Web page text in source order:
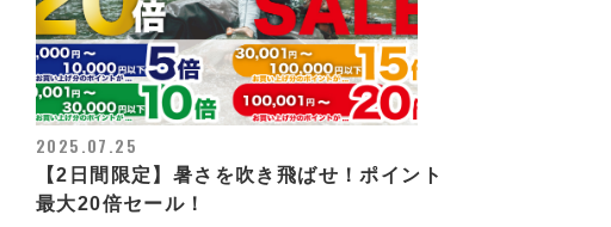
2025.07.25
【2日間限定】暑さを吹き飛ばせ！ポイント
最大20倍セール！